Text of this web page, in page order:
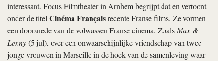
interessant. Focus Filmtheater in Arnhem begrijpt dat en vertoont
onder de titelCinéma Françaisrecente Franse films. Ze vormen
een doorsnede van de volwassen Franse cinema. ZoalsMax &
Lenny(5 jul), over een onwaarschijnlijke vriendschap van twee
jonge vrouwen in Marseille in de hoek van de samenleving waar